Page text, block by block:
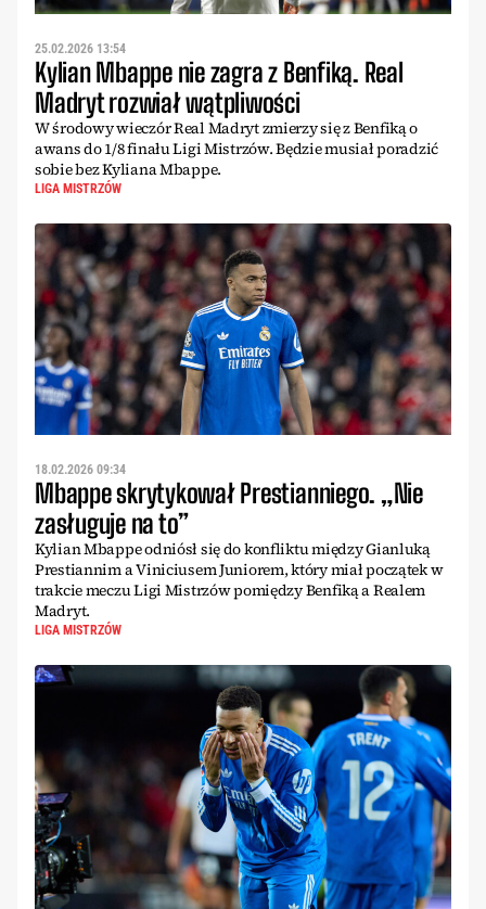
25.02.2026 13:54
Kylian Mbappe nie zagra z Benfiką. Real
Madryt rozwiał wątpliwości
W środowy wieczór Real Madryt zmierzy się z Benfiką o
awans do 1/8 finału Ligi Mistrzów. Będzie musiał poradzić
sobie bez Kyliana Mbappe.
LIGA MISTRZÓW
18.02.2026 09:34
Mbappe skrytykował Prestianniego. „Nie
zasługuje na to”
Kylian Mbappe odniósł się do konfliktu między Gianluką
Prestiannim a Viniciusem Juniorem, który miał początek w
trakcie meczu Ligi Mistrzów pomiędzy Benfiką a Realem
Madryt.
LIGA MISTRZÓW